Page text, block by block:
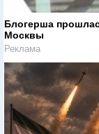
Блогерша
Москвы
Реклама